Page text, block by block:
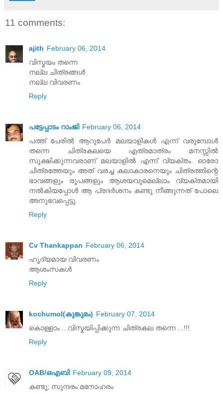
11 comments:
ajith February 06, 2014
വിസ്മയം തന്നെ
നല്ല ചിത്രങ്ങള്‍
നല്ല വിവരണം
Reply
പട്ടേപ്പാടം റാംജി February 06, 2014
പത്ത് പേരില്‍ ആറുപേര്‍ മലയാളികള്‍ എന്ന് വരുമ്പോള്‍
തന്നെ ചിത്രകലയെ എത്രമാത്രം മനസ്സില്‍
സൂക്ഷിക്കുന്നവരാണ് മലയാളില്‍ എന്ന് വ്യക്തം. ഓരോ
ചിത്രത്തേയും അത് വരച്ച കലാകാരനെയും ചിത്രത്തിന്റെ
ഭാവങ്ങളും രൂപങ്ങളും ആശയവുമെല്ലാം വ്യക്തമായി
നല്‍കിയപ്പോള്‍ ആ പ്രദര്‍ശനം കണ്ടു നീങ്ങുന്നത് പോലെ
അനുഭവപ്പെട്ടു.
Reply
Cv Thankappan February 06, 2014
ഹൃദ്യമായ വിവരണം
ആശംസകള്‍
Reply
kochumol(കുങ്കുമം) February 07, 2014
കൊള്ളാം ...വിസ്മയിപ്പിക്കുന്ന ചിത്രകല തന്നെ ...!!!
Reply
OAB/ഒഎബി February 09, 2014
കണ്ടു; സുന്ദരം മനോഹരം